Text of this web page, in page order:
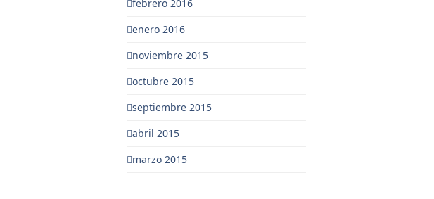
febrero 2016
enero 2016
noviembre 2015
octubre 2015
septiembre 2015
abril 2015
marzo 2015